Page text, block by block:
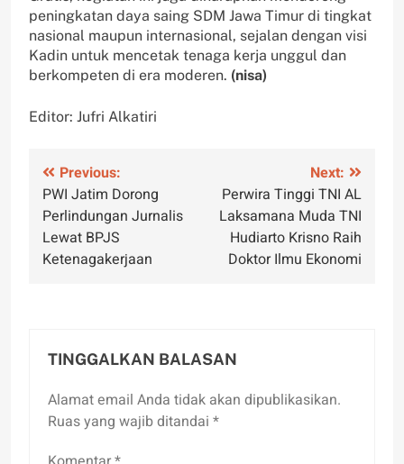
peningkatan daya saing SDM Jawa Timur di tingkat
nasional maupun internasional, sejalan dengan visi
Kadin untuk mencetak tenaga kerja unggul dan
berkompeten di era moderen. (nisa)
Editor: Jufri Alkatiri
Navigasi
pos
Previous:
PWI Jatim Dorong
Perlindungan Jurnalis
Lewat BPJS
Ketenagakerjaan
Next:
Perwira Tinggi TNI AL
Laksamana Muda TNI
Hudiarto Krisno Raih
Doktor Ilmu Ekonomi
TINGGALKAN BALASAN
Alamat email Anda tidak akan dipublikasikan.
Ruas yang wajib ditandai *